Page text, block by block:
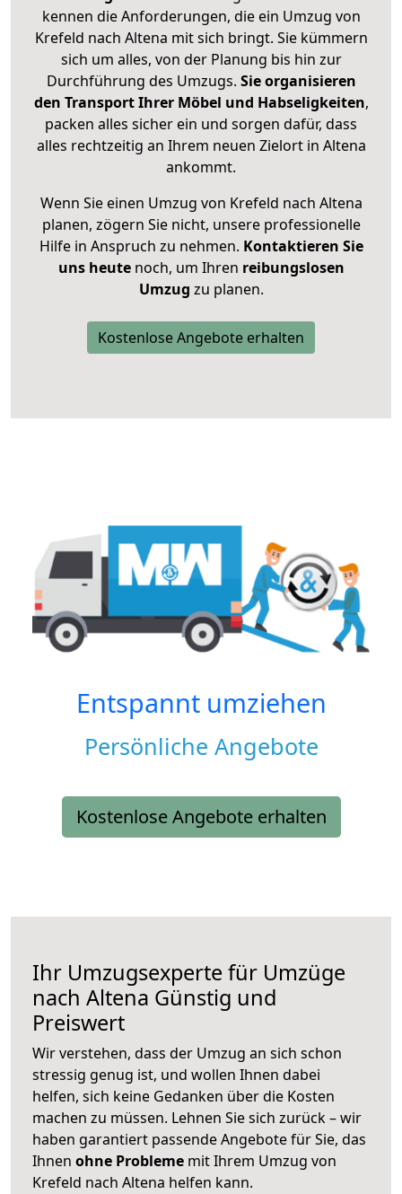
kennen die Anforderungen, die ein Umzug von
Krefeld nach Altena mit sich bringt. Sie kümmern
sich um alles, von der Planung bis hin zur
Durchführung des Umzugs. Sie organisieren
den Transport Ihrer Möbel und Habseligkeiten,
packen alles sicher ein und sorgen dafür, dass
alles rechtzeitig an Ihrem neuen Zielort in Altena
ankommt.
Wenn Sie einen Umzug von Krefeld nach Altena
planen, zögern Sie nicht, unsere professionelle
Hilfe in Anspruch zu nehmen. Kontaktieren Sie
uns heutenoch, um Ihren reibungslosen
Umzug zu planen.
Kostenlose Angebote erhalten
Entspannt umziehen
Persönliche Angebote
Kostenlose Angebote erhalten
Ihr Umzugsexperte für Umzüge
nach Altena Günstig und
Preiswert
Wir verstehen, dass der Umzug an sich schon
stressig genug ist, und wollen Ihnen dabei
helfen, sich keine Gedanken über die Kosten
machen zu müssen. Lehnen Sie sich zurück – wir
haben garantiert passende Angebote für Sie, das
Ihnen ohne Probleme mit Ihrem Umzug von
Krefeld nach Altena helfen kann.